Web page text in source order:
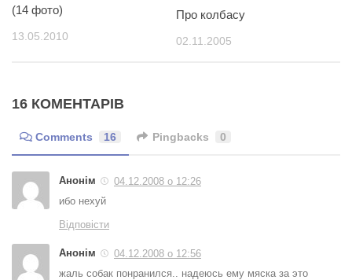
(14 фото)
13.05.2010
Про колбасу
02.11.2005
16 КОМЕНТАРІВ
Comments 16 Pingbacks 0
Анонім
04.12.2008 о 12:26
ибо нехуй
Відповісти
Анонім
04.12.2008 о 12:56
жаль собак понранился.. надеюсь ему мяска за это